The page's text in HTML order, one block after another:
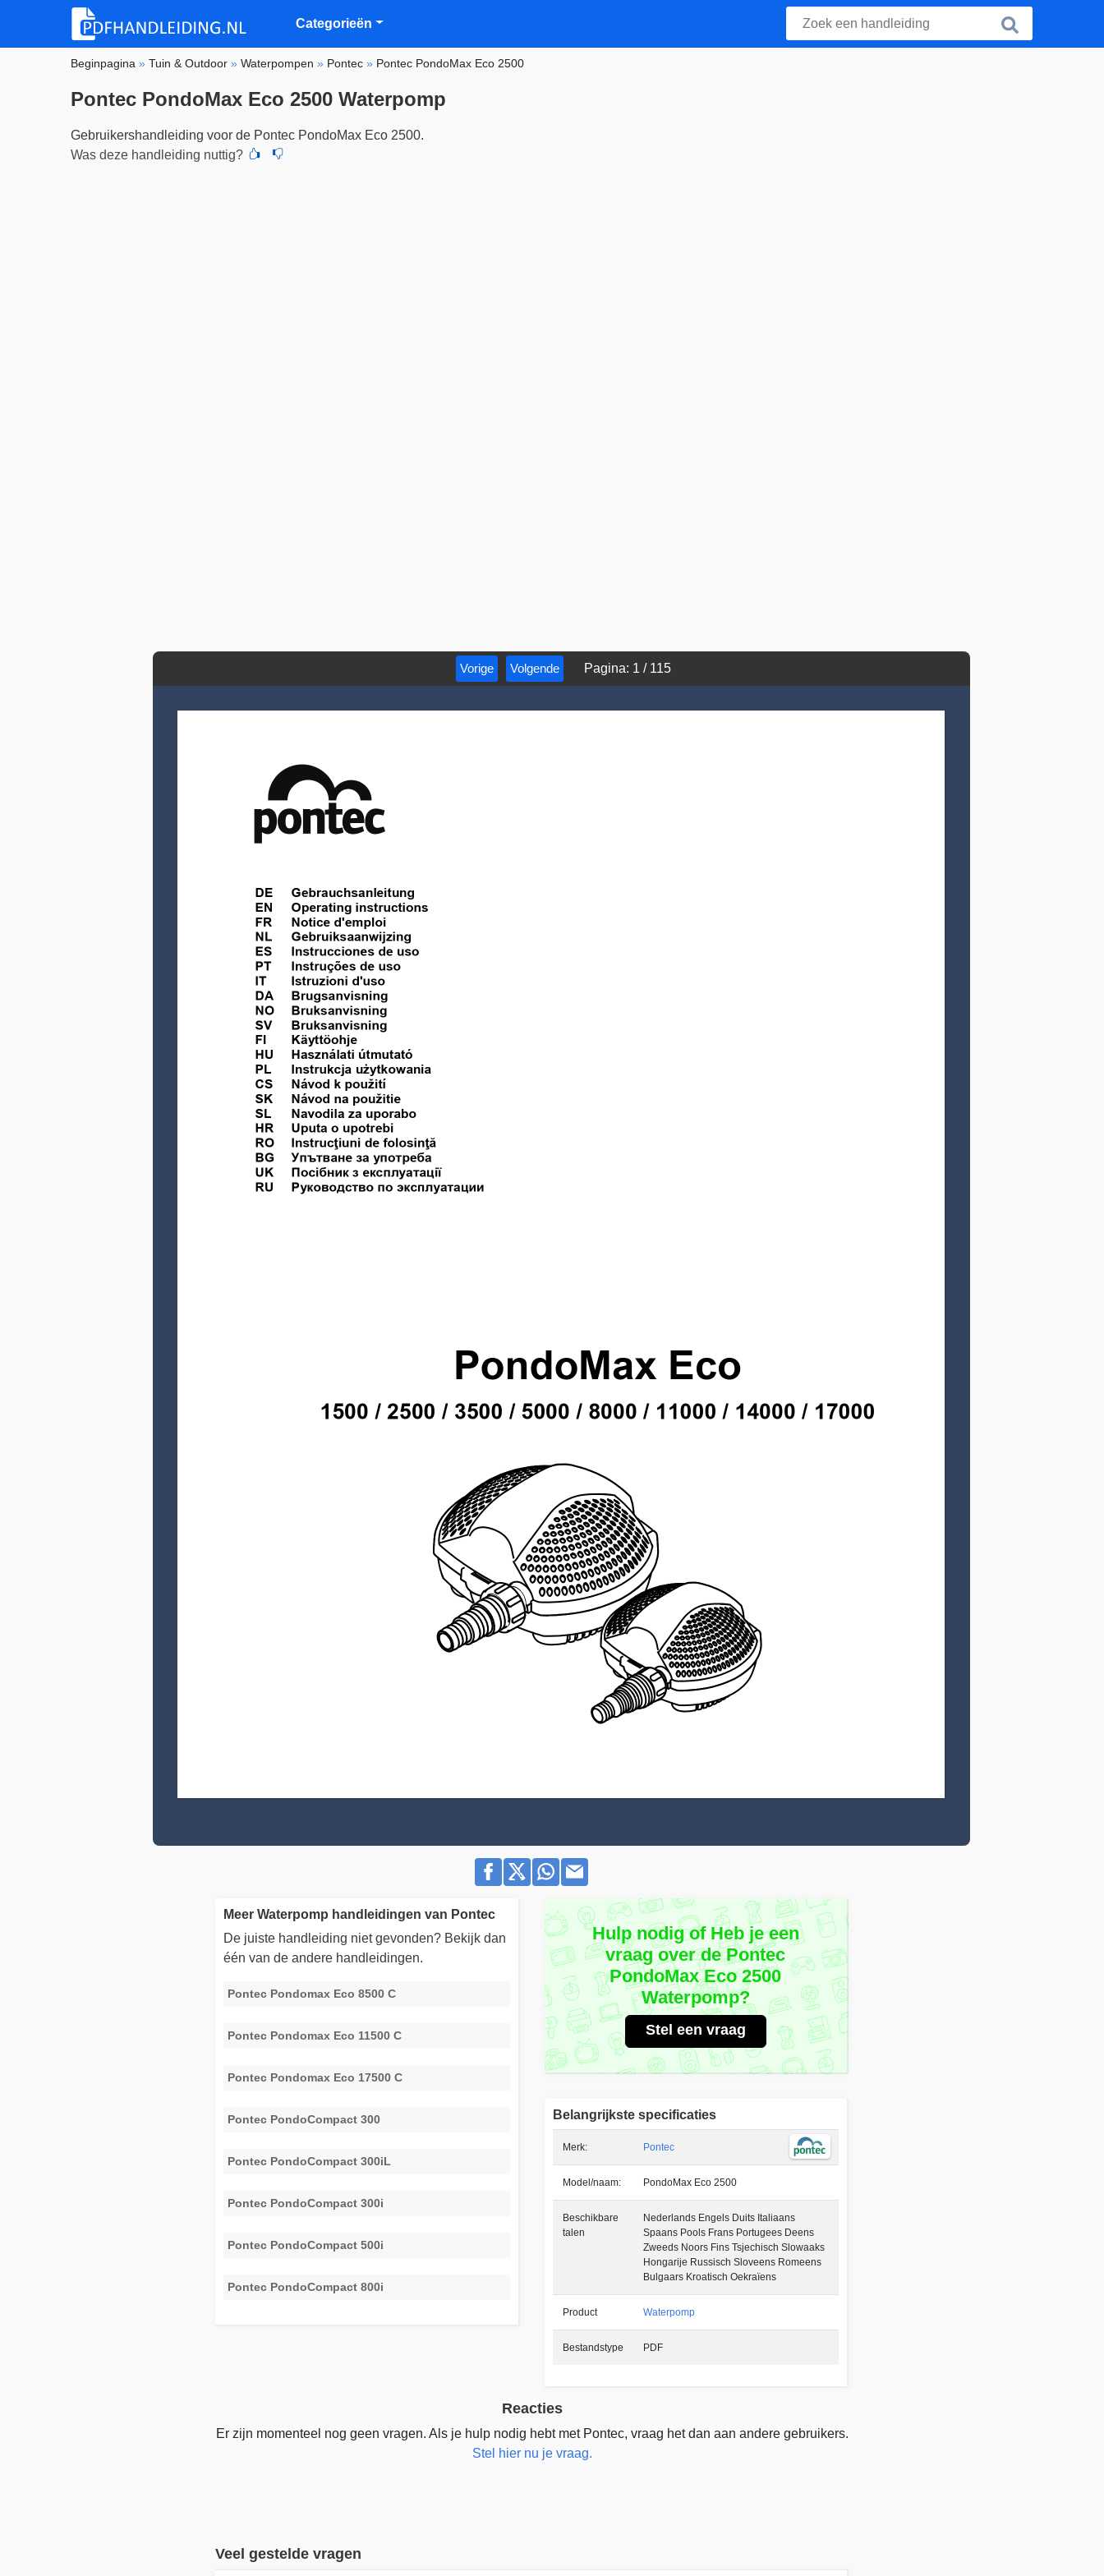
Categorieën
Beginpagina »Tuin & Outdoor »Waterpompen » Pontec » Pontec PondoMax Eco 2500
Pontec PondoMax Eco 2500 Waterpomp
Gebruikershandleiding voor de Pontec PondoMax Eco 2500.
Was deze handleiding nuttig?
Vorige Volgende Pagina: 1 / 115
Hulp nodig of Heb je een
vraag over de Pontec
PondoMax Eco 2500
Waterpomp?
Stel een vraag
Belangrijkste specificaties
Merk: Pontec
Model/naam: PondoMax Eco 2500
Beschikbare
talen
Nederlands Engels Duits Italiaans
Spaans Pools Frans Portugees Deens
Zweeds Noors Fins Tsjechisch Slowaaks
Hongarije Russisch Sloveens Romeens
Bulgaars Kroatisch Oekraïens
Product Waterpomp
Bestandstype PDF
Meer Waterpomp handleidingen van Pontec
De juiste handleiding niet gevonden? Bekijk dan
één van de andere handleidingen.
Pontec Pondomax Eco 8500 C
Pontec Pondomax Eco 11500 C
Pontec Pondomax Eco 17500 C
Pontec PondoCompact 300
Pontec PondoCompact 300iL
Pontec PondoCompact 300i
Pontec PondoCompact 500i
Pontec PondoCompact 800i
Reacties
Er zijn momenteel nog geen vragen. Als je hulp nodig hebt met Pontec, vraag het dan aan andere gebruikers.
Stel hier nu je vraag.
Veel gestelde vragen